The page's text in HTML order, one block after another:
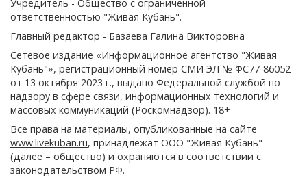
Учредитель - Общество с ограниченной
ответственностью "Живая Кубань".
Главный редактор - Базаева Галина Викторовна
Сетевое издание «Информационное агентство "Живая
Кубань"», регистрационный номер СМИ ЭЛ № ФС77-86052
от 13 октября 2023 г., выдано Федеральной службой по
надзору в сфере связи, информационных технологий и
массовых коммуникаций (Роскомнадзор). 18+
Все права на материалы, опубликованные на сайте
www.livekuban.ru, принадлежат ООО "Живая Кубань"
(далее – общество) и охраняются в соответствии с
законодательством РФ.